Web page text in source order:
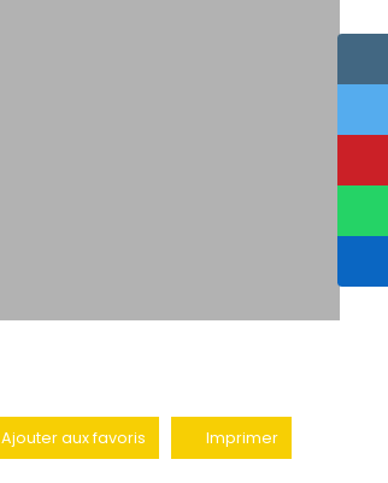
Ajouter aux favoris Imprimer